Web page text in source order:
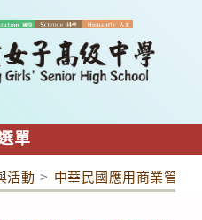
單
活動 > 中華民國應用商業管理